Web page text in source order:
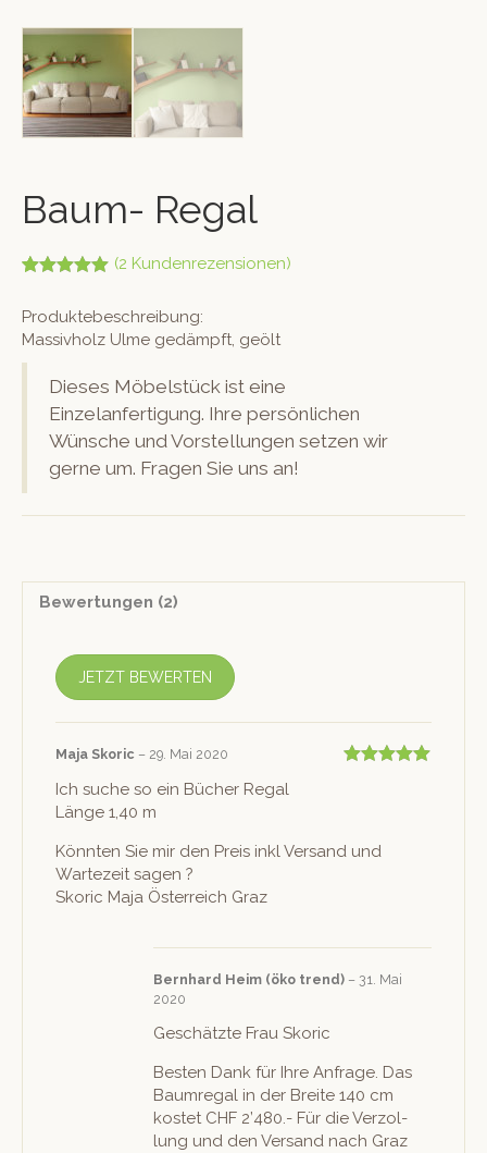
Baum- Regal
basierend
auf
(2 Kundenrezensionen)
Produktebeschreibung:
Massivholz Ulme gedämpft, geölt
Dieses Möbelstück ist eine
Einzelanfertigung. Ihre persönlichen
Wünsche und Vorstellungen setzen wir
gerne um. Fragen Sie uns an!
Bewertungen (2)
JETZT BEWERTEN
Maja Sko­ric – 29. Mai 2020
Ich suche so ein Büch­er Regal
Länge 1,40 m
Kön­nten Sie mir den Preis inkl Ver­sand und
Wartezeit sagen ?
Sko­ric Maja Öster­re­ich Graz
Bern­hard Heim (öko trend) – 31. Mai
2020
Geschätzte Frau Skoric
Besten Dank für Ihre Anfrage. Das
Baum­re­gal in der Bre­ite 140 cm
kostet CHF 2’480.- Für die Ver­zol­
lung und den Ver­sand nach Graz